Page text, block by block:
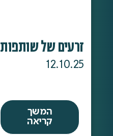
זרעים של שותפות
12.10.25
המשך
קריאה